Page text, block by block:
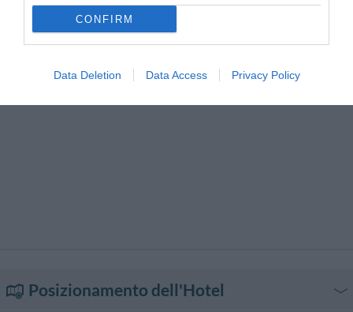
CONFIRM
Data Deletion Data Access Privacy Policy
Servizio di Baby Sitter
Servizio di ritiro e riconsegna
Servizio medico
Posizionamento dell'Hotel